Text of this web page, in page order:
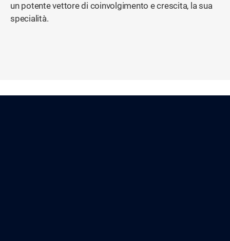
un potente vettore di coinvolgimento e crescita, la sua
specialità.